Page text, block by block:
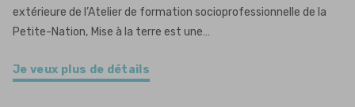
extérieure de l’Atelier de formation socioprofessionnelle de la
Petite-Nation, Mise à la terre est une…
Je veux plus de détails